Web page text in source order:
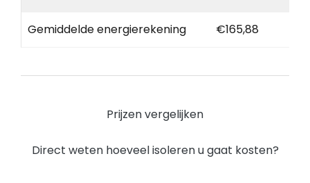
Gemiddelde energierekening €165,88
Prijzen vergelijken
Direct weten hoeveel isoleren u gaat kosten?